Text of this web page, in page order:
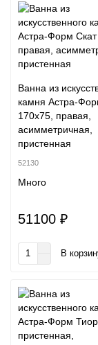
Ванна из
камня Астра-
170x75, правая,
асимметричная,
пристенная
52130
Много
51100 ₽
В